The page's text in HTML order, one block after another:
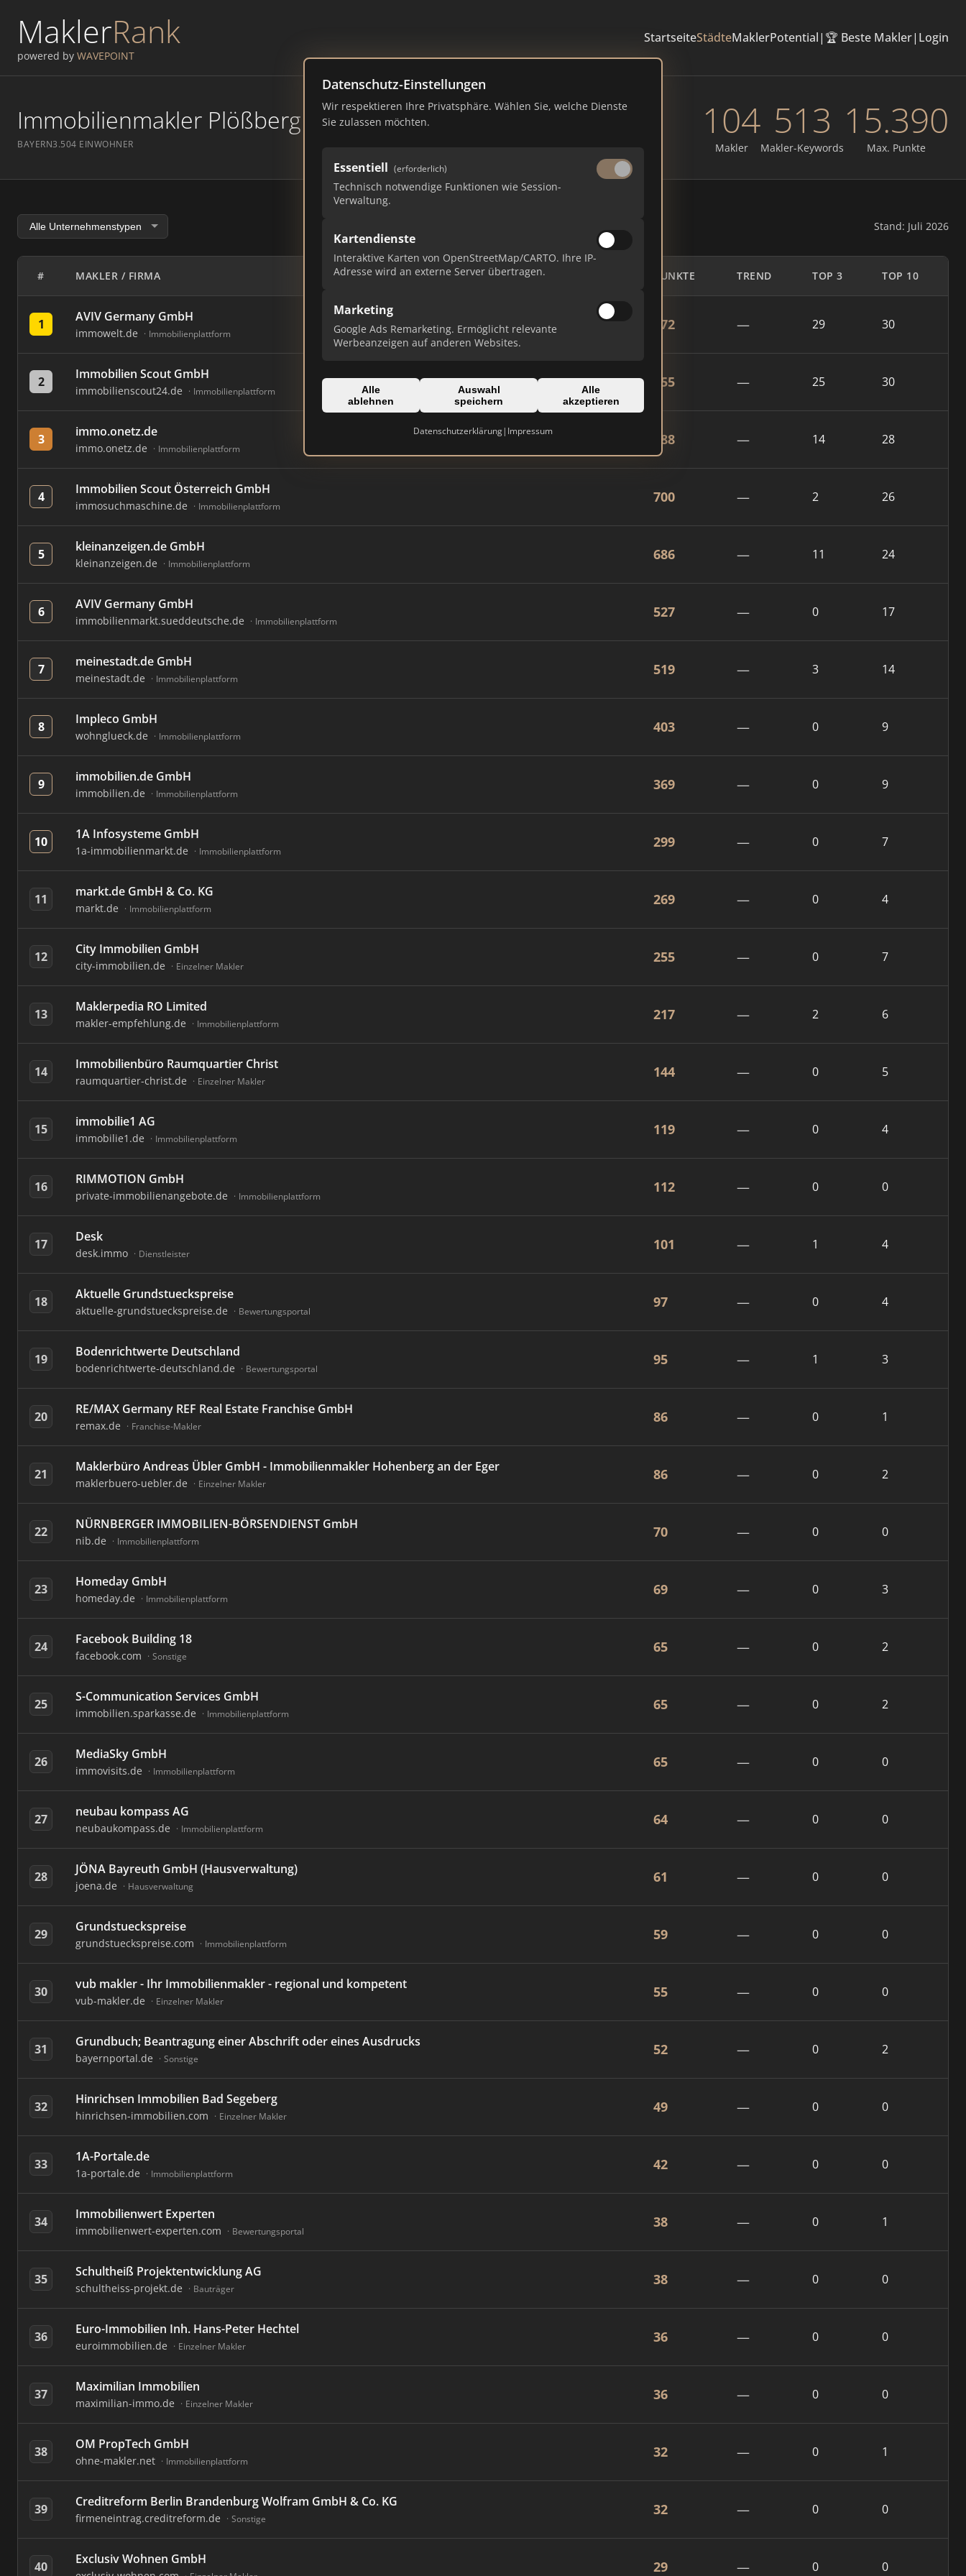
MaklerRank
powered by WAVEPOINT
StartseiteStädteMaklerPotential| 🏆 Beste Makler| Login
Datenschutz-Einstellungen
Wir respektieren Ihre Privatsphäre. Wählen Sie, welche Dienste
Sie zulassen möchten.
Essentiell (erforderlich)
Technisch notwendige Funktionen wie Session-
Verwaltung.
Kartendienste
Interaktive Karten von OpenStreetMap/CARTO. Ihre IP-
Adresse wird an externe Server übertragen.
Marketing
Google Ads Remarketing. Ermöglicht relevante
Werbeanzeigen auf anderen Websites.
Alle
ablehnen
Auswahl
speichern
Alle
akzeptieren
Datenschutzerklärung| Impressum
Immobilienmakler Plößberg – Ranking Juli 2026
BAYERN3.504 EINWOHNER
104
Makler
513
Makler-Keywords
15.390
Max. Punkte
Stand: Juli 2026
# MAKLER / FIRMA PUNKTE TREND TOP 3 TOP 10
1 AVIV Germany GmbH
immowelt.de Immobilienplattform
872 — 29 30
2 Immobilien Scout GmbH
immobilienscout24.de Immobilienplattform
855 — 25 30
3 immo.onetz.de
immo.onetz.de Immobilienplattform
788 — 14 28
4 Immobilien Scout Österreich GmbH
immosuchmaschine.de Immobilienplattform
700 — 2 26
5 kleinanzeigen.de GmbH
kleinanzeigen.de Immobilienplattform
686 — 11 24
6 AVIV Germany GmbH
immobilienmarkt.sueddeutsche.de Immobilienplattform
527 — 0 17
7 meinestadt.de GmbH
meinestadt.de Immobilienplattform
519 — 3 14
8 Impleco GmbH
wohnglueck.de Immobilienplattform
403 — 0 9
9 immobilien.de GmbH
immobilien.de Immobilienplattform
369 — 0 9
10 1A Infosysteme GmbH
1a-immobilienmarkt.de Immobilienplattform
299 — 0 7
11 markt.de GmbH & Co. KG
markt.de Immobilienplattform
269 — 0 4
12 City Immobilien GmbH
city-immobilien.de Einzelner Makler
255 — 0 7
13 Maklerpedia RO Limited
makler-empfehlung.de Immobilienplattform
217 — 2 6
14 Immobilienbüro Raumquartier Christ
raumquartier-christ.de Einzelner Makler
144 — 0 5
15 immobilie1 AG
immobilie1.de Immobilienplattform
119 — 0 4
16 RIMMOTION GmbH
private-immobilienangebote.de Immobilienplattform
112 — 0 0
17 Desk
desk.immo Dienstleister
101 — 1 4
18 Aktuelle Grundstueckspreise
aktuelle-grundstueckspreise.de Bewertungsportal
97 — 0 4
19 Bodenrichtwerte Deutschland
bodenrichtwerte-deutschland.de Bewertungsportal
95 — 1 3
20 RE/MAX Germany REF Real Estate Franchise GmbH
remax.de Franchise-Makler
86 — 0 1
21 Maklerbüro Andreas Übler GmbH - Immobilienmakler Hohenberg an der Eger
maklerbuero-uebler.de Einzelner Makler
86 — 0 2
22 NÜRNBERGER IMMOBILIEN-BÖRSENDIENST GmbH
nib.de Immobilienplattform
70 — 0 0
23 Homeday GmbH
homeday.de Immobilienplattform
69 — 0 3
24 Facebook Building 18
facebook.com Sonstige
65 — 0 2
25 S-Communication Services GmbH
immobilien.sparkasse.de Immobilienplattform
65 — 0 2
26 MediaSky GmbH
immovisits.de Immobilienplattform
65 — 0 0
27 neubau kompass AG
neubaukompass.de Immobilienplattform
64 — 0 0
28 JÖNA Bayreuth GmbH (Hausverwaltung)
joena.de Hausverwaltung
61 — 0 0
29 Grundstueckspreise
grundstueckspreise.com Immobilienplattform
59 — 0 0
30 vub makler - Ihr Immobilienmakler - regional und kompetent
vub-makler.de Einzelner Makler
55 — 0 0
31 Grundbuch; Beantragung einer Abschrift oder eines Ausdrucks
bayernportal.de Sonstige
52 — 0 2
32 Hinrichsen Immobilien Bad Segeberg
hinrichsen-immobilien.com Einzelner Makler
49 — 0 0
33 1A-Portale.de
1a-portale.de Immobilienplattform
42 — 0 0
34 Immobilienwert Experten
immobilienwert-experten.com Bewertungsportal
38 — 0 1
35 Schultheiß Projektentwicklung AG
schultheiss-projekt.de Bauträger
38 — 0 0
36 Euro-Immobilien Inh. Hans-Peter Hechtel
euroimmobilien.de Einzelner Makler
36 — 0 0
37 Maximilian Immobilien
maximilian-immo.de Einzelner Makler
36 — 0 0
38 OM PropTech GmbH
ohne-makler.net Immobilienplattform
32 — 0 1
39 Creditreform Berlin Brandenburg Wolfram GmbH & Co. KG
firmeneintrag.creditreform.de Sonstige
32 — 0 0
40 Exclusiv Wohnen GmbH 29 — 0 0